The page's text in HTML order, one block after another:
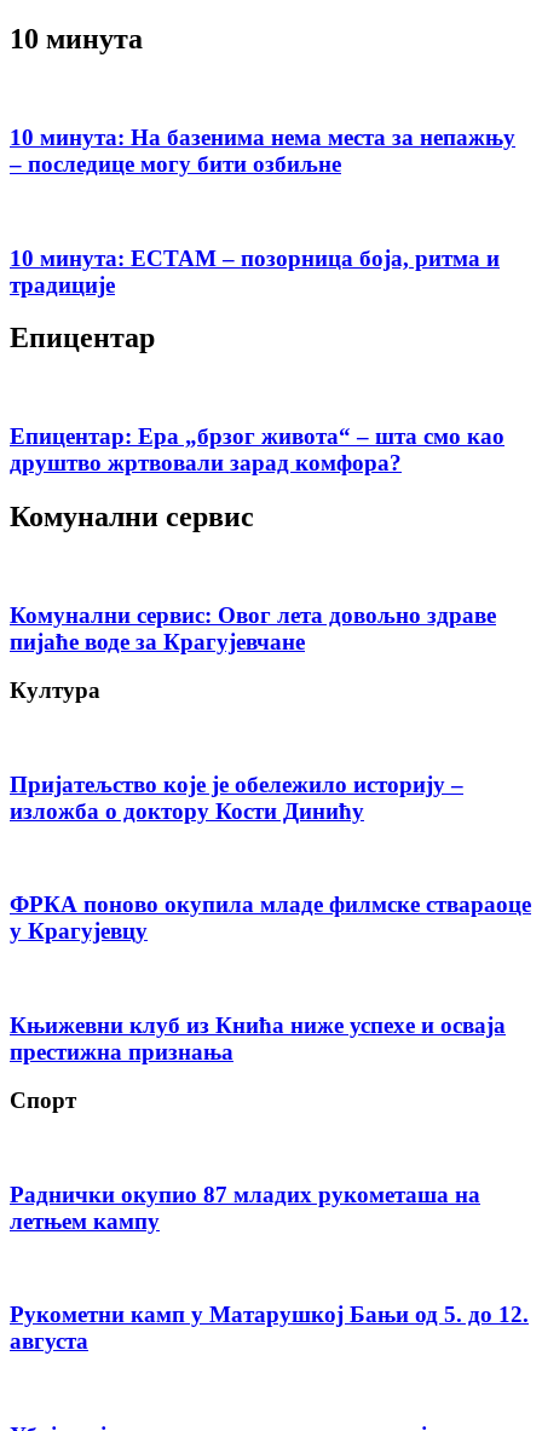
10 минута
10 минута: На базенима нема места за непажњу
– последице могу бити озбиљне
10 минута: ЕСТАМ – позорница боја, ритма и
традиције
Епицентар
Епицентар: Ера „брзог живота“ – шта смо као
друштво жртвовали зарад комфора?
Комунални сервис
Комунални сервис: Овог лета довољно здраве
пијаће воде за Крагујевчане
Култура
Пријатељство које је обележило историју –
изложба о доктору Кости Динићу
ФРКА поново окупила младе филмске ствараоце
у Крагујевцу
Књижевни клуб из Кнића ниже успехе и осваја
престижна признања
Спорт
Раднички окупио 87 младих рукометаша на
летњем кампу
Рукометни камп у Матарушкој Бањи од 5. до 12.
августа